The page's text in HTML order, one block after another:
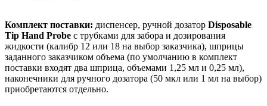
Комплект поставки: диспенсер, ручной дозатор Disposable
Tip Hand Probe с трубками для забора и дозирования
жидкости (калибр 12 или 18 на выбор заказчика), шприцы
заданного заказчиком объема (по умолчанию в комплект
поставки входят два шприца, объемами 1,25 мл и 0,25 мл),
наконечники для ручного дозатора (50 мкл или 1 мл на выбор)
приобретаются отдельно.